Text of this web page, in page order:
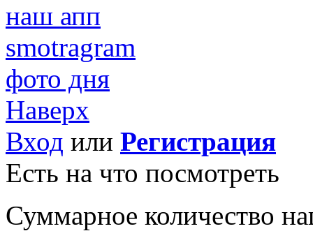
наш апп
smotragram
фото дня
Наверх
Вход или Регистрация
Есть на что посмотреть
Суммарное количество